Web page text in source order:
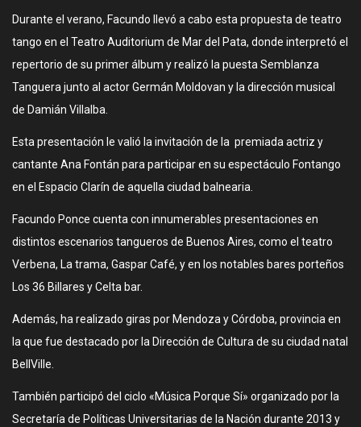
Durante el verano, Facundo llevó a cabo esta propuesta de teatro
tango en el Teatro Auditorium de Mar del Pata, donde interpretó el
repertorio de su primer álbum y realizó la puesta Semblanza
Tanguera junto al actor Germán Moldovan y la dirección musical
de Damián Villalba.
Esta presentación le valió la invitación de la premiada actriz y
cantante Ana Fontán para participar en su espectáculo Fontango
en el Espacio Clarín de aquella ciudad balnearia.
Facundo Ponce cuenta con innumerables presentaciones en
distintos escenarios tangueros de Buenos Aires, como el teatro
Verbena, La trama, Gaspar Café, y en los notables bares porteños
Los 36 Billares y Celta bar.
Además, ha realizado giras por Mendoza y Córdoba, provincia en
la que fue destacado por la Dirección de Cultura de su ciudad natal
BellVille.
También participó del ciclo «Música Porque Sí» organizado por la
Secretaría de Políticas Universitarias de la Nación durante 2013 y